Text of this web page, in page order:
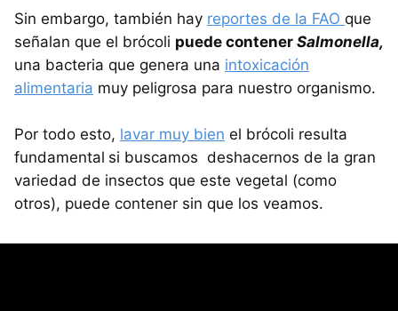
Sin embargo, también hay reportes de la FAO que
señalan que el brócoli puede contener Salmonella,
una bacteria que genera una intoxicación
alimentaria muy peligrosa para nuestro organismo.
Por todo esto, lavar muy bien el brócoli resulta
fundamental si buscamos deshacernos de la gran
variedad de insectos que este vegetal (como
otros), puede contener sin que los veamos.